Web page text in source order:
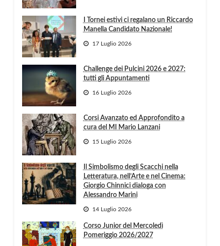
I Tornei estivi ci regalano un Riccardo
Manella Candidato Nazionale!
17 Luglio 2026
Challenge dei Pulcini 2026 e 2027:
tutti gli Appuntamenti
16 Luglio 2026
Corsi Avanzato ed Approfondito a
cura del MI Mario Lanzani
15 Luglio 2026
Il Simbolismo degli Scacchi nella
Letteratura, nell’Arte e nel Cinema:
Giorgio Chinnici dialoga con
Alessandro Marini
14 Luglio 2026
Corso Junior del Mercoledì
Pomeriggio 2026/2027